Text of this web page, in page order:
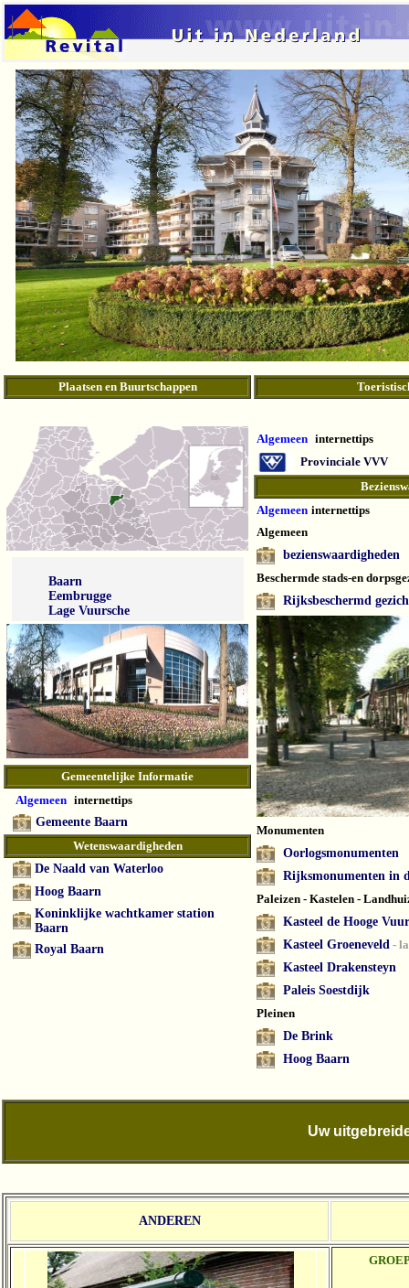
Plaatsen en Buurtschappen
Baarn
Eembrugge
Lage Vuursche
Gemeentelijke Informatie
Algemeen internettips
Gemeente Baarn
Wetenswaardigheden
De Naald van Waterloo
Hoog Baarn
Koninklijke wachtkamer station
Baarn
Royal Baarn
Algemeen internettips
Provinciale VVV
Algemeen internettips
Algemeen
bezienswaardigheden
Beschermde stads-en
Rijksbeschermd
Monumenten
Oorlogsmonumenten
Rijksmonumenten in
Paleizen - Kastelen -
Kasteel de Hooge
Kasteel Groeneveld -
Kasteel Drakensteyn
Paleis Soestdijk
Pleinen
De Brink
Hoog Baarn
Uw
ANDEREN